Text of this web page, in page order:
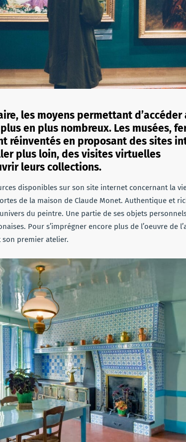
les moyens permettant d’accéder
en plus nombreux. Les musées,
réinventés en proposant des sites
plus loin, des visites virtuelles
leurs collections.
disponibles sur son site internet concernant la
de la maison de Claude Monet. Authentique et
du peintre. Une partie de ses objets
Pour s’imprégner encore plus de l’oeuvre de
premier atelier.